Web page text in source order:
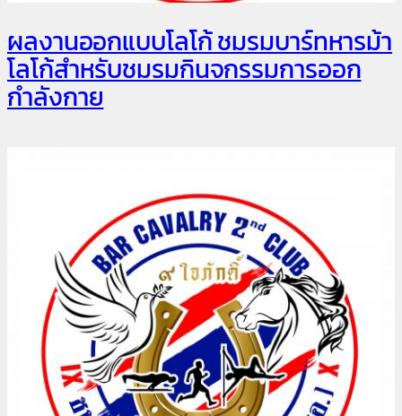
ผลงานออกแบบโลโก้ ชมรมบาร์ทหารม้า
โลโก้สำหรับชมรมกินจกรรมการออก
กำลังกาย